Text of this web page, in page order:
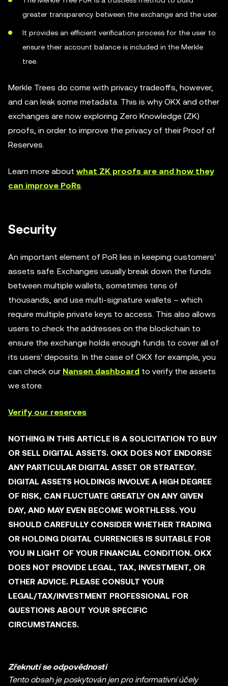
greater transparency between the exchange and the user.
It provides an efficient verification process for the user to
ensure their account balance is included in the Merkle
tree.
Merkle Trees do come with privacy tradeoffs, however,
and can leak some metadata. This is why OKX and other
exchanges are now exploring Zero Knowledge (ZK)
proofs, in order to improve the privacy of their Proof of
Reserves.
Learn more about what ZK proofs are and how they
can improve PoRs.
Security
An important element of PoR lies in keeping customers'
assets safe. Exchanges usually break down the funds
between multiple wallets, sometimes tens of
thousands, and use multi-signature wallets – which
require multiple private keys to access. This also allows
users to check the addresses on the blockchain to
ensure the exchange holds enough funds to cover all of
its users' deposits. In the case of OKX for example, you
can check our Nansen dashboard to verify the assets
we store.
Verify our reserves
NOTHING IN THIS ARTICLE IS A SOLICITATION TO BUY
OR SELL DIGITAL ASSETS. OKX DOES NOT ENDORSE
ANY PARTICULAR DIGITAL ASSET OR STRATEGY.
DIGITAL ASSETS HOLDINGS INVOLVE A HIGH DEGREE
OF RISK, CAN FLUCTUATE GREATLY ON ANY GIVEN
DAY, AND MAY EVEN BECOME WORTHLESS. YOU
SHOULD CAREFULLY CONSIDER WHETHER TRADING
OR HOLDING DIGITAL CURRENCIES IS SUITABLE FOR
YOU IN LIGHT OF YOUR FINANCIAL CONDITION. OKX
DOES NOT PROVIDE LEGAL, TAX, INVESTMENT, OR
OTHER ADVICE. PLEASE CONSULT YOUR
LEGAL/TAX/INVESTMENT PROFESSIONAL FOR
QUESTIONS ABOUT YOUR SPECIFIC
CIRCUMSTANCES.
Zřeknutí se odpovědnosti
Tento obsah je poskytován jen pro informativní účely